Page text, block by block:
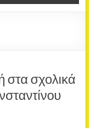
στα σχολικά